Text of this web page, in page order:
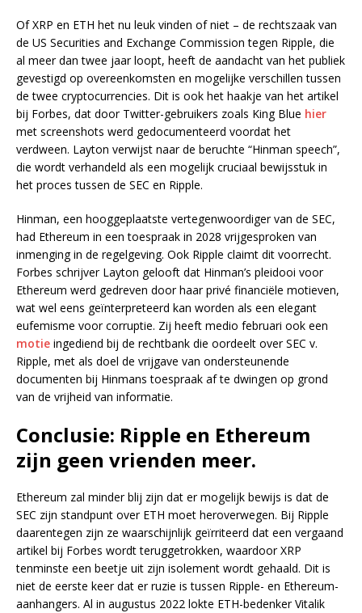
Of XRP en ETH het nu leuk vinden of niet – de rechtszaak van
de US Securities and Exchange Commission tegen Ripple, die
al meer dan twee jaar loopt, heeft de aandacht van het publiek
gevestigd op overeenkomsten en mogelijke verschillen tussen
de twee cryptocurrencies. Dit is ook het haakje van het artikel
bij Forbes, dat door Twitter-gebruikers zoals King Blue hier
met screenshots werd gedocumenteerd voordat het
verdween. Layton verwijst naar de beruchte “Hinman speech”,
die wordt verhandeld als een mogelijk cruciaal bewijsstuk in
het proces tussen de SEC en Ripple.
Hinman, een hooggeplaatste vertegenwoordiger van de SEC,
had Ethereum in een toespraak in 2028 vrijgesproken van
inmenging in de regelgeving. Ook Ripple claimt dit voorrecht.
Forbes schrijver Layton gelooft dat Hinman’s pleidooi voor
Ethereum werd gedreven door haar privé financiële motieven,
wat wel eens geïnterpreteerd kan worden als een elegant
eufemisme voor corruptie. Zij heeft medio februari ook een
motie ingediend bij de rechtbank die oordeelt over SEC v.
Ripple, met als doel de vrijgave van ondersteunende
documenten bij Hinmans toespraak af te dwingen op grond
van de vrijheid van informatie.
Conclusie: Ripple en Ethereum
zijn geen vrienden meer.
Ethereum zal minder blij zijn dat er mogelijk bewijs is dat de
SEC zijn standpunt over ETH moet heroverwegen. Bij Ripple
daarentegen zijn ze waarschijnlijk geïrriteerd dat een vergaand
artikel bij Forbes wordt teruggetrokken, waardoor XRP
tenminste een beetje uit zijn isolement wordt gehaald. Dit is
niet de eerste keer dat er ruzie is tussen Ripple- en Ethereum-
aanhangers. Al in augustus 2022 lokte ETH-bedenker Vitalik